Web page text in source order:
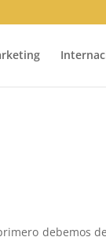
debemos